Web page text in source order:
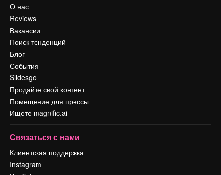
О нас
Reviews
Вакансии
Поиск тенденций
Блог
События
Slidesgo
Продайте свой контент
Помещение для прессы
Ищете magnific.ai
Связаться с нами
Клиентская поддержка
Instagram